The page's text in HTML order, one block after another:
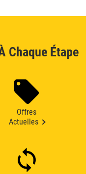
Chaque Étape
Offres
Actuelles